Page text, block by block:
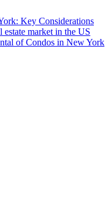
Key Considerations
estate market in the US
of Condos in New York